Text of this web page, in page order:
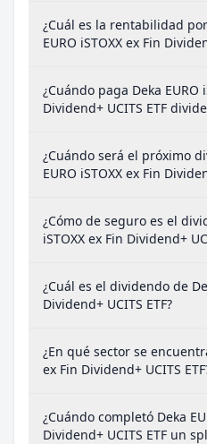
¿Cuál es la rentabilidad
EURO iSTOXX ex Fin
¿Cuándo paga Deka EURO
Dividend+ UCITS ETF
¿Cuándo será el próximo
EURO iSTOXX ex Fin
¿Cómo de seguro es el
iSTOXX ex Fin Dividend+
¿Cuál es el dividendo de
Dividend+ UCITS ETF?
¿En qué sector se
ex Fin Dividend+ UCITS
¿Cuándo completó Deka
Dividend+ UCITS ETF un